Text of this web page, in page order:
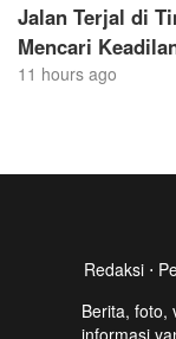
Jalan Terjal di
Mencari
11 hours ago
Redaksi⋅
Berita, foto,
informasi